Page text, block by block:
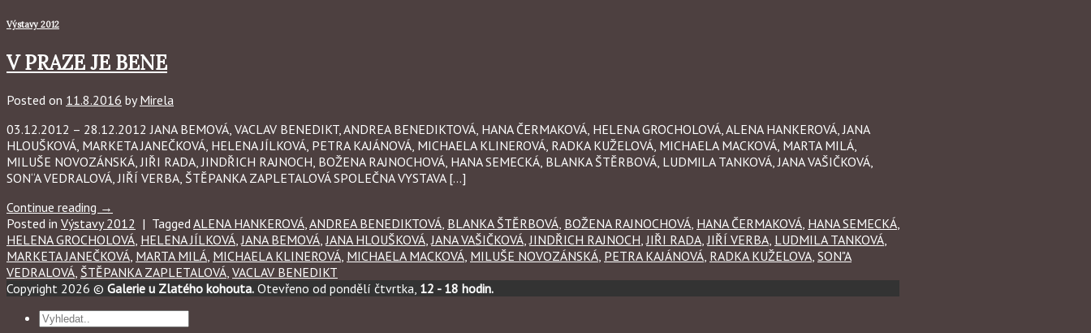
Výstavy 2012
V PRAZE JE BENE
Posted on 11.8.2016 byMirela
03.12.2012 – 28.12.2012 JANA BEMOVÁ, VACLAV BENEDIKT, ANDREA BENEDIKTOVÁ, HANA ČERMAKOVÁ, HELENA GROCHOLOVÁ, ALENA HANKEROVÁ, JANA
HLOUŠKOVÁ, MARKETA JANEČKOVÁ, HELENA JÍLKOVÁ, PETRA KAJÁNOVÁ, MICHAELA KLINEROVÁ, RADKA KUŽELOVÁ, MICHAELA MACKOVÁ, MARTA MILÁ,
MILUŠE NOVOZÁNSKÁ, JIŘI RADA, JINDŘICH RAJNOCH, BOŽENA RAJNOCHOVÁ, HANA SEMECKÁ, BLANKA ŠTĚRBOVÁ, LUDMILA TANKOVÁ, JANA VAŠIČKOVÁ,
SON“A VEDRALOVÁ, JIŘÍ VERBA, ŠTĚPANKA ZAPLETALOVÁ SPOLEČNA VYSTAVA […]
Continue reading →
Posted in Výstavy 2012 | Tagged ALENA HANKEROVÁ ANDREA BENEDIKTOVÁ BLANKA ŠTĚRBOVÁ BOŽENA RAJNOCHOVÁ HANA ČERMAKOVÁ HANA SEMECKÁ
HELENA GROCHOLOVÁ HELENA JÍLKOVÁ JANA BEMOVÁ JANA HLOUŠKOVÁ JANA VAŠIČKOVÁ JINDŘICH RAJNOCH JIŘI RADA JIŘÍ VERBA LUDMILA TANKOVÁ
MARKETA JANEČKOVÁ MARTA MILÁ MICHAELA KLINEROVÁ MICHAELA MACKOVÁ MILUŠE NOVOZÁNSKÁ PETRA KAJÁNOVÁ RADKA KUŽELOVA SON"A
VEDRALOVÁ ŠTĚPANKA ZAPLETALOVÁ VACLAV BENEDIKT
Copyright 2026 © Galerie u Zlatého kohouta. Otevřeno od pondělí čtvrtka, 12 - 18 hodin.
Hledat: